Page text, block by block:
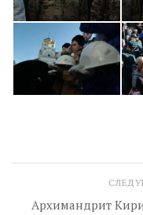
Архимандрит